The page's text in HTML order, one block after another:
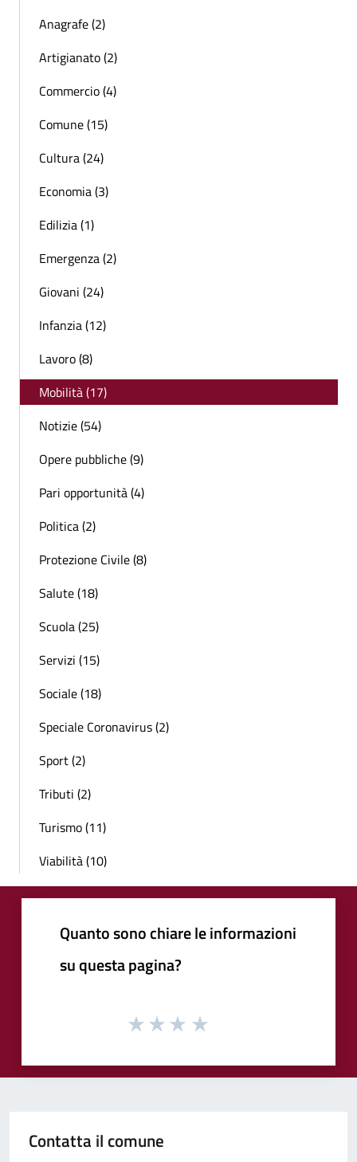
Anagrafe (2)
Artigianato (2)
Commercio (4)
Comune (15)
Cultura (24)
Economia (3)
Edilizia (1)
Emergenza (2)
Giovani (24)
Infanzia (12)
Lavoro (8)
Mobilità (17)
Notizie (54)
Opere pubbliche (9)
Pari opportunità (4)
Politica (2)
Protezione Civile (8)
Salute (18)
Scuola (25)
Servizi (15)
Sociale (18)
Speciale Coronavirus (2)
Sport (2)
Tributi (2)
Turismo (11)
Viabilità (10)
Quanto sono chiare le informazioni
su questa pagina?
Contatta il comune